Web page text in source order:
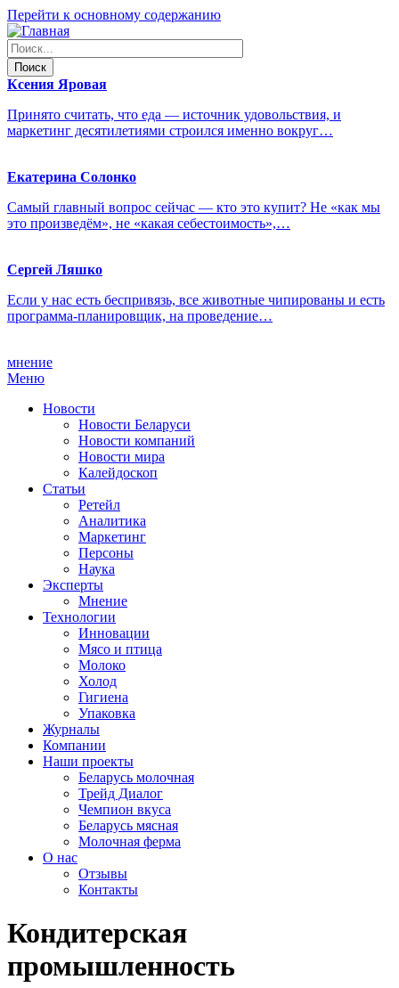
Перейти к основному содержанию
Ксения Яровая
Принято считать, что еда — источник удовольствия, и
маркетинг десятилетиями строился именно вокруг…
Екатерина Солонко
Самый главный вопрос сейчас — кто это купит? Не «как мы
это произведём», не «какая себестоимость»,…
Сергей Ляшко
Если у нас есть беспривязь, все животные чипированы и есть
программа-планировщик, на проведение…
мнение
Меню
Новости
Новости Беларуси
Новости компаний
Новости мира
Калейдоскоп
Статьи
Ретейл
Аналитика
Маркетинг
Персоны
Наука
Эксперты
Мнение
Технологии
Инновации
Мясо и птица
Молоко
Холод
Гигиена
Упаковка
Журналы
Компании
Наши проекты
Беларусь молочная
Трейд Диалог
Чемпион вкуса
Беларусь мясная
Молочная ферма
О нас
Отзывы
Контакты
Кондитерская
промышленность